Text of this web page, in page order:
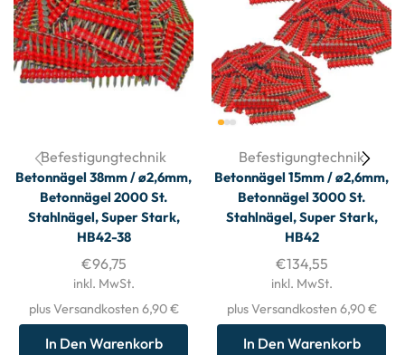
Befestigungtechnik
Betonnägel 38mm / ø2,6mm,
Betonnägel 2000 St.
Stahlnägel, Super Stark,
HB42-38
€96,75
inkl. MwSt.
plus Versandkosten 6,90 €
In Den Warenkorb
Befestigungtechnik
Betonnägel 15mm / ø2,6mm,
Betonnägel 3000 St.
Stahlnägel, Super Stark,
HB42
€134,55
inkl. MwSt.
plus Versandkosten 6,90 €
In Den Warenkorb